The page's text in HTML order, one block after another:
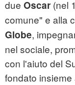
due Oscar (nel
comune" e alla
Globe,
nel sociale,
con l'aiuto del
fondato